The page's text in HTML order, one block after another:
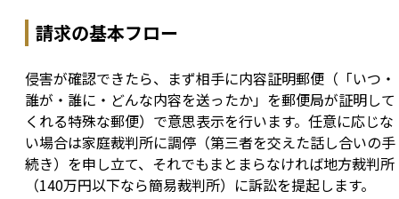
請求の基本フロー
侵害が確認できたら、まず相手に内容証明郵便（「いつ・
誰が・誰に・どんな内容を送ったか」を郵便局が証明して
くれる特殊な郵便）で意思表示を行います。任意に応じな
い場合は家庭裁判所に調停（第三者を交えた話し合いの手
続き）を申し立て、それでもまとまらなければ地方裁判所
（140万円以下なら簡易裁判所）に訴訟を提起します。